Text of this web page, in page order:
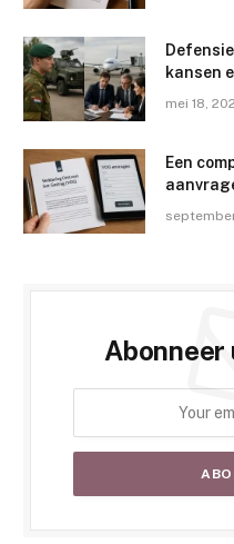
kansen
mei 18,
Een
Abonneer